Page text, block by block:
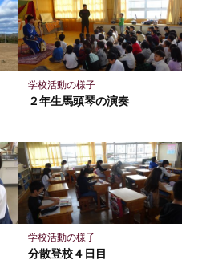
学校活動の様子
２年生馬頭琴の演奏
学校活動の様子
分散登校４日目